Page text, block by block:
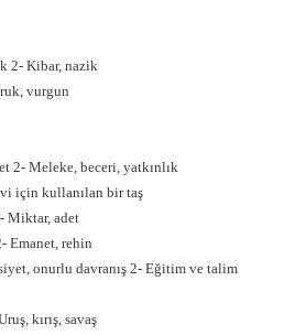
2- Kibar, nazik
vurgun
2- Meleke, beceri, yatkınlık
için kullanılan bir taş
Miktar, adet
Emanet, rehin
onurlu davranış 2- Eğitim ve talim
kırış, savaş